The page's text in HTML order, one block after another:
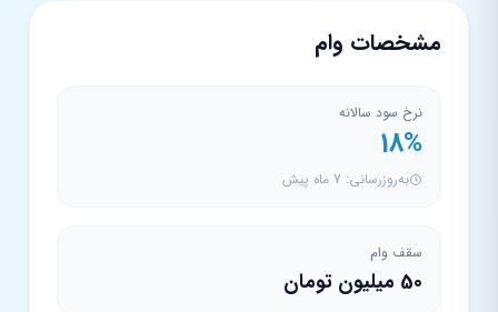
مشخصات وام
نرخ سود سالانه
18%
به‌روزرسانی: 7 ماه پیش
سقف وام
50 میلیون تومان